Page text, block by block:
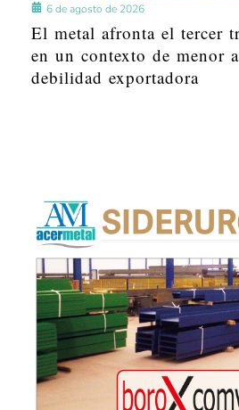
6 de agosto de 2026
El metal afronta el tercer
en un contexto de menor
debilidad exportadora